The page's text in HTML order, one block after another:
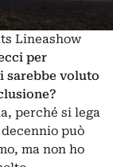
Lineashow
per
sarebbe voluto
perché si lega
può
ma non ho